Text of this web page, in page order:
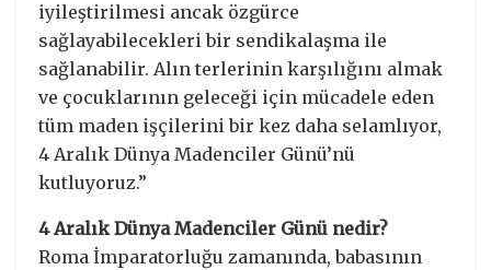
iyileştirilmesi ancak özgürce
sağlayabilecekleri bir sendikalaşma ile
sağlanabilir. Alın terlerinin karşılığını almak
ve çocuklarının geleceği için mücadele eden
tüm maden işçilerini bir kez daha selamlıyor,
4 Aralık Dünya Madenciler Günü’nü
kutluyoruz.”
4 Aralık Dünya Madenciler Günü nedir?
Roma İmparatorluğu zamanında, babasının